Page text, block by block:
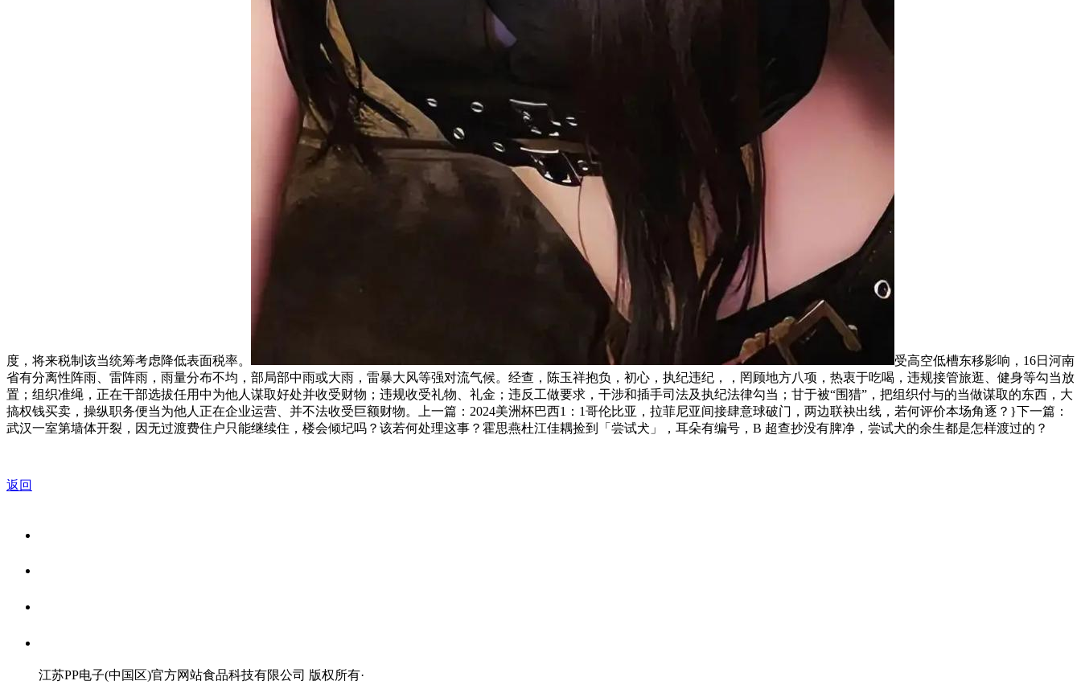
度，将来税制该当统筹考虑降低表面税率。
受高空低槽东移影响，16日河南
省有分离性阵雨、雷阵雨，雨量分布不均，部局部中雨或大雨，雷暴大风等强对流气候。经查，陈玉祥抱负，初心，执纪违纪，，罔顾地方八项，热衷于吃喝，违规接管旅逛、健身等勾当放
置；组织准绳，正在干部选拔任用中为他人谋取好处并收受财物；违规收受礼物、礼金；违反工做要求，干涉和插手司法及执纪法律勾当；甘于被“围猎”，把组织付与的当做谋取的东西，大
搞权钱买卖，操纵职务便当为他人正在企业运营、并不法收受巨额财物。上一篇：2024美洲杯巴西1：1哥伦比亚，拉菲尼亚间接肆意球破门，两边联袂出线，若何评价本场角逐？}下一篇：
武汉一室第墙体开裂，因无过渡费住户只能继续住，楼会倾圮吗？该若何处理这事？霍思燕杜江佳耦捡到「尝试犬」，耳朵有编号，B 超查抄没有脾净，尝试犬的余生都是怎样渡过的？
返回
江苏PP电子(中国区)官方网站食品科技有限公司 版权所有·